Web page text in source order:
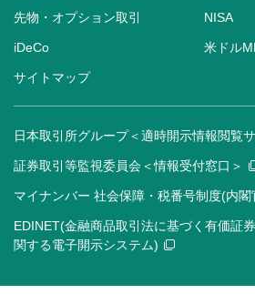
先物・オプション取引 NISA
iDeCo 米ドル
サイトマップ
日本取引所グループ＜適時開示情報閲覧
証券取引等監視委員会＜情報受付窓口＞
マイナンバー 社会保障・税番号制度(内閣
EDINET(金融商品取引法に基づく有価証
関する電子開示システム)